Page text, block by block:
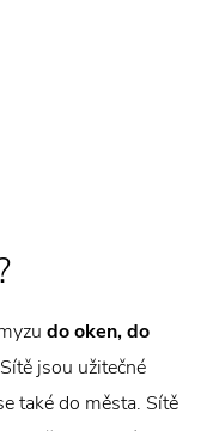
do oken, do
jsou užitečné
také do města. Sítě